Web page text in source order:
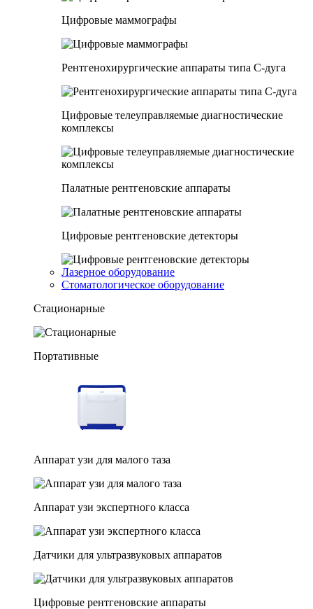
Цифровые маммографы
Рентгенохирургические аппараты типа C-дуга
Цифровые телеуправляемые диагностические
комплексы
Палатные рентгеновские аппараты
Цифровые рентгеновские детекторы
Лазерное оборудование
Стоматологическое оборудование
Стационарные
Портативные
Аппарат узи для малого таза
Аппарат узи экспертного класса
Датчики для ультразвуковых аппаратов
Цифровые рентгеновские аппараты